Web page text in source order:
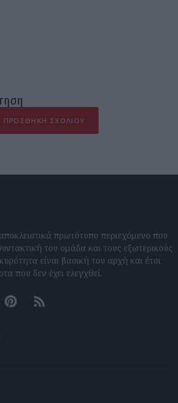
ΠΡΟΣΘΉΚΗ ΣΧΟΛΊΟΥ
πρωτότυπο περιεχόμενο που
του ομάδα και τους εξωτερικούς
είναι βασική του αρχή και έτσι
που δεν έχει ελεγχθεί.
PinterestRSS feeds